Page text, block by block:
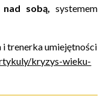
sobą, systemem
trenerka umiejętności
kryzys-wieku-